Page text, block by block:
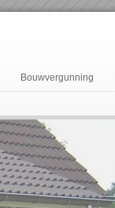
Bouwvergunning